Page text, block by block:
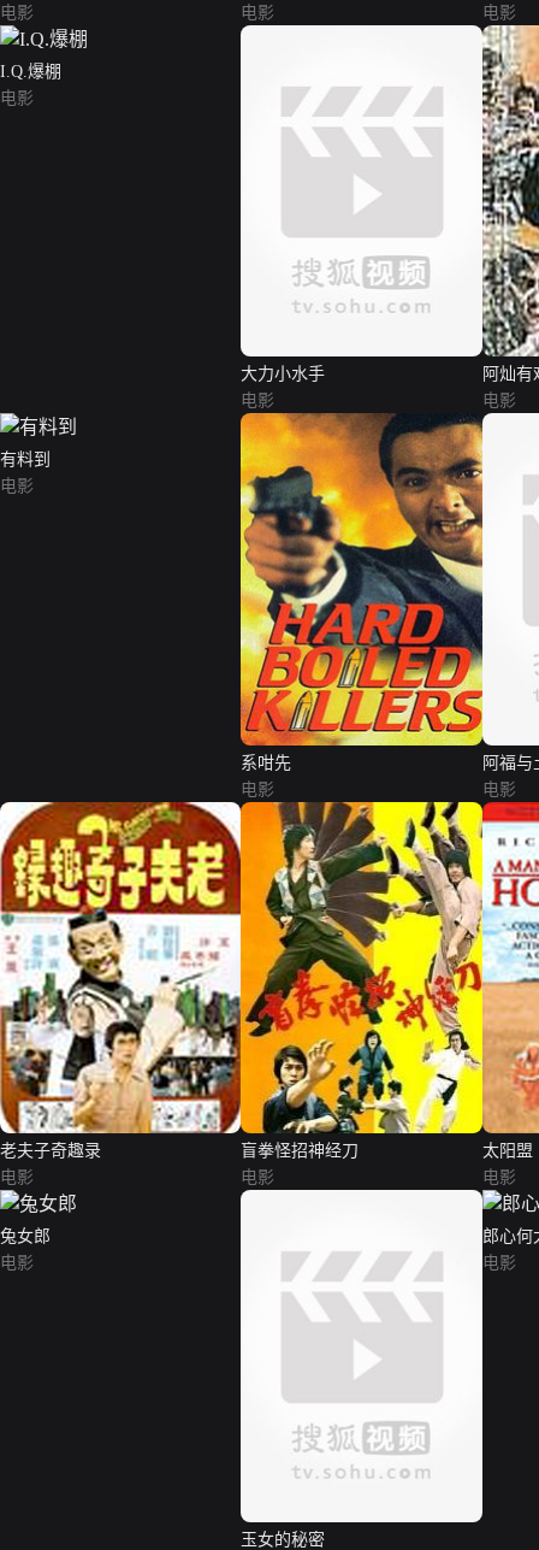
电影
电影
电影
I.Q.爆棚
电影
大力小水手
电影
阿灿有
电影
有料到
电影
系咁先
电影
阿福与
电影
老夫子奇趣录
电影
盲拳怪招神经刀
电影
太阳盟
电影
兔女郎
电影
玉女的秘密
郎心何
电影